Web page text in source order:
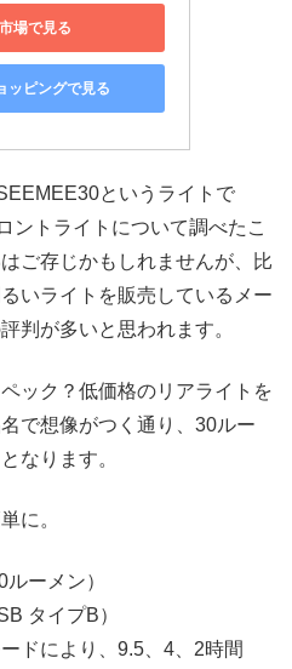
場で見る
ッピングで見る
というライトで
ントライトについて調べたこ
ご存じかもしれませんが、比
いライトを販売しているメー
判が多いと思われます。
ック？低価格のリアライトを
で想像がつく通り、30ルー
なります。
に。
ーメン）
タイプB）
ドにより、9.5、4、2時間